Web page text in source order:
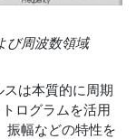
び周波数領域
は本質的に周期
ログラムを活用
振幅などの特性を